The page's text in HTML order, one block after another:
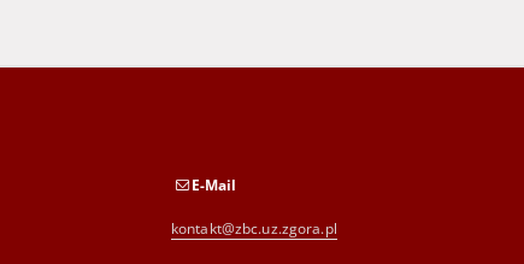
E-Mail
kontakt@zbc.uz.zgora.pl